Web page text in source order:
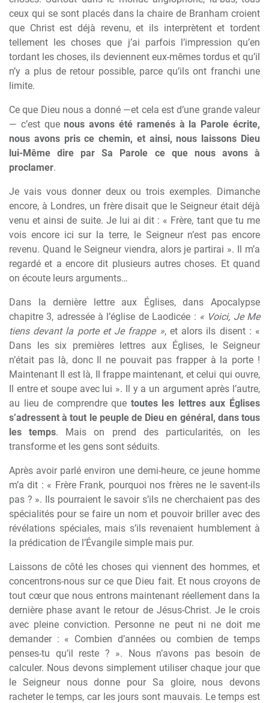
ceux qui se sont placés dans la chaire de Branham croient
que Christ est déjà revenu, et ils interprètent et tordent
tellement les choses que j’ai parfois l’impression qu’en
tordant les choses, ils deviennent eux-mêmes tordus et qu’il
n’y a plus de retour possible, parce qu’ils ont franchi une
limite.
Ce que Dieu nous a donné —et cela est d’une grande valeur
— c’est quenous avons été ramenés à la Parole écrite,
nous avons pris ce chemin, et ainsi, nous laissons Dieu
lui-Même dire par Sa Parole ce que nous avons à
proclamer.
Je vais vous donner deux ou trois exemples. Dimanche
encore, à Londres, un frère disait que le Seigneur était déjà
venu et ainsi de suite. Je lui ai dit : « Frère, tant que tu me
vois encore ici sur la terre, le Seigneur n’est pas encore
revenu. Quand le Seigneur viendra, alors je partirai ». Il m’a
regardé et a encore dit plusieurs autres choses. Et quand
on écoute leurs arguments…
Dans la dernière lettre aux Églises, dans Apocalypse
chapitre 3, adressée à l’église de Laodicée : « Voici, Je Me
tiens devant la porte et Je frappe », et alors ils disent : «
Dans les six premières lettres aux Églises, le Seigneur
n’était pas là, donc Il ne pouvait pas frapper à la porte !
Maintenant Il est là, Il frappe maintenant, et celui qui ouvre,
Il entre et soupe avec lui ». Il y a un argument après l’autre,
au lieu de comprendre que toutes les lettres aux Églises
s’adressent à tout le peuple de Dieu en général, dans tous
les temps. Mais on prend des particularités, on les
transforme et les gens sont séduits.
Après avoir parlé environ une demi-heure, ce jeune homme
m’a dit : « Frère Frank, pourquoi nos frères ne le savent-ils
pas ? ». Ils pourraient le savoir s’ils ne cherchaient pas des
spécialités pour se faire un nom et pouvoir briller avec des
révélations spéciales, mais s’ils revenaient humblement à
la prédication de l’Évangile simple mais pur.
Laissons de côté les choses qui viennent des hommes, et
concentrons-nous sur ce que Dieu fait. Et nous croyons de
tout cœur que nous entrons maintenant réellement dans la
dernière phase avant le retour de Jésus-Christ. Je le crois
avec pleine conviction. Personne ne peut ni ne doit me
demander : « Combien d’années ou combien de temps
penses-tu qu’il reste ? ». Nous n’avons pas besoin de
calculer. Nous devons simplement utiliser chaque jour que
le Seigneur nous donne pour Sa gloire, nous devons
racheter le temps, car les jours sont mauvais. Le temps est